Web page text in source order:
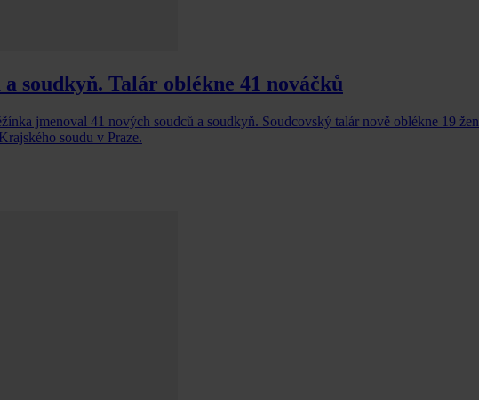
soudkyň. Talár oblékne 41 nováčků
jmenoval 41 nových soudců a soudkyň. Soudcovský talár nově oblékne 19 žen
soudu v Praze.